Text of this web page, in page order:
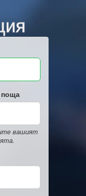
поща
вашият